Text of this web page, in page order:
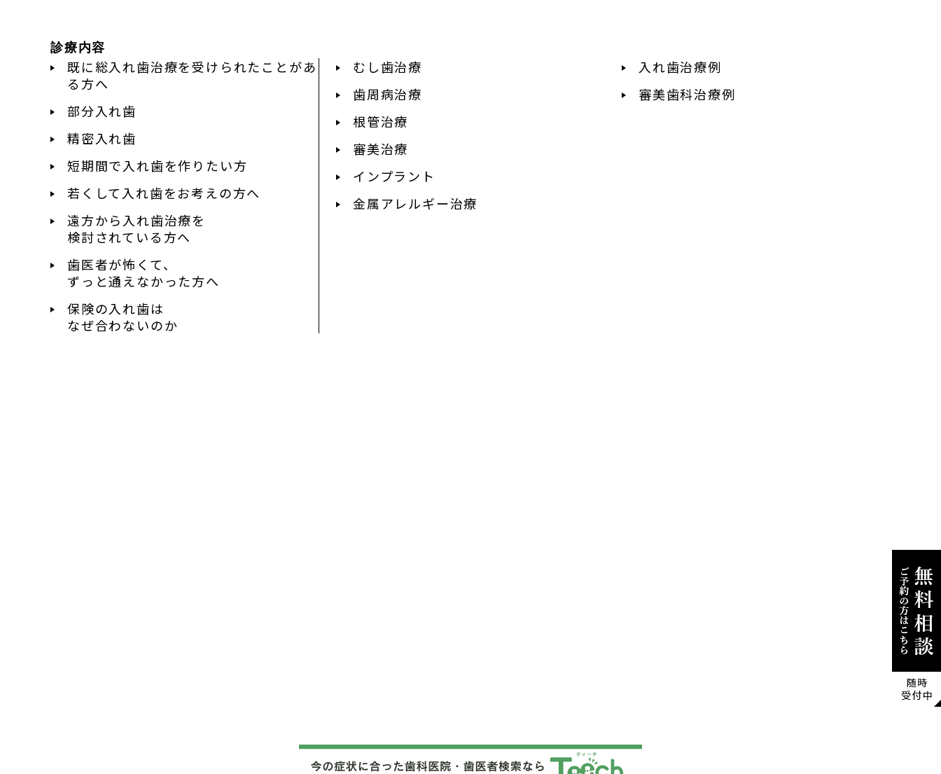
診療内容
既に総入れ歯治療を受けられたことがあ
る方へ
部分入れ歯
精密入れ歯
短期間で入れ歯を作りたい方
若くして入れ歯をお考えの方へ
遠方から入れ歯治療を
検討されている方へ
歯医者が怖くて、
ずっと通えなかった方へ
保険の入れ歯は
なぜ合わないのか
むし歯治療
歯周病治療
根管治療
審美治療
インプラント
金属アレルギー治療
入れ歯治療例
審美歯科治療例